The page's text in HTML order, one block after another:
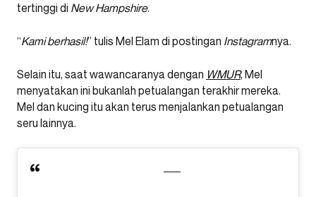
tertinggi di New Hampshire.
“Kami berhasil!” tulis Mel Elam di postingan Instagramnya.
Selain itu, saat wawancaranya dengan WMUR, Mel
menyatakan ini bukanlah petualangan terakhir mereka.
Mel dan kucing itu akan terus menjalankan petualangan
seru lainnya.